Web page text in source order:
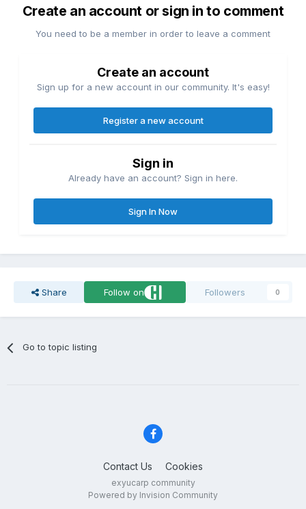
Create an account or sign in to comment
You need to be a member in order to leave a comment
Create an account
Sign up for a new account in our community. It's easy!
Register a new account
Sign in
Already have an account? Sign in here.
Sign In Now
Share Follow on Followers 0
Go to topic listing
Contact Us Cookies
exyucarp community
Powered by Invision Community